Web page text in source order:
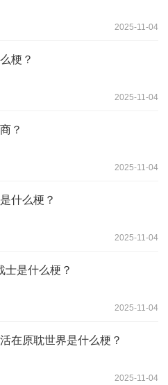
2025-11-04
梗？
2025-11-04
？
2025-11-04
什么梗？
2025-11-04
士是什么梗？
2025-11-04
在原耽世界是什么梗？
2025-11-04